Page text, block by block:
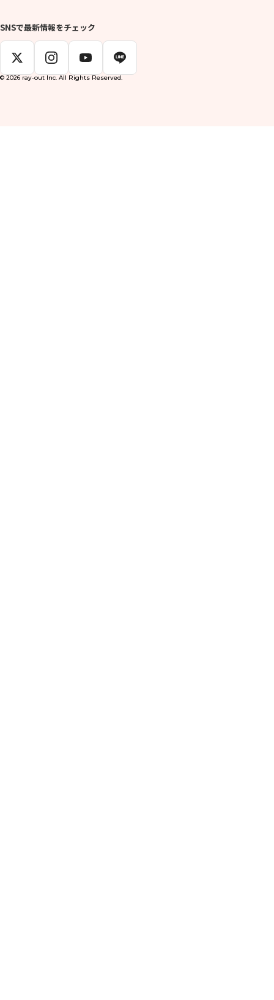
SNSで最新情報をチェック
© 2026 ray-out Inc. All Rights Reserved.